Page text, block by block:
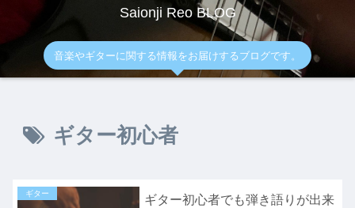
Saionji Reo BLOG
音楽やギターに関する情報をお届けするブログです。
ギター初心者
ギター
ギター初心者でも弾き語りが出来